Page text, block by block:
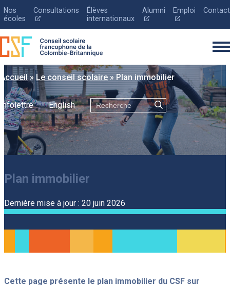
Nos
écoles
Consultations
Ce
dans
une
fenêtre
Élèves
internationaux
Alumni
Ce
fenêtre
Emploi
Ce
fenêtre
Contact
Accueil» Le conseil scolaire» Plan immobilier
Infolettre English
Rechercher
English
Le conseil scolaire
Éducation
Parents
Nouvelles
Plan immobilier
Dernière mise à jour : 20 juin 2026
Cette page présente le plan immobilier du CSF sur